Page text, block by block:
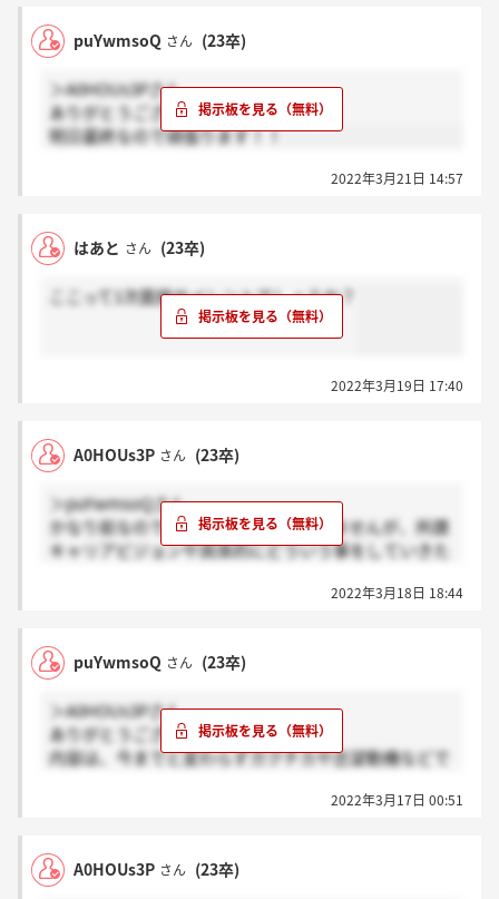
puYwmsoQ さん (23卒)
＞A0HOUs3Pさん
ありがとうございます！
明日最終なので頑張ります！！
2022年3月21日 14:57
はあと さん (23卒)
ここって1次面接サイレントでしょうか？
2022年3月19日 17:40
A0HOUs3P さん (23卒)
＞puYwmsoQさん
かなり前なのではっきりと覚えてはいませんが、所謂
キャリアビジョンや具体的にどういう事をしていきた
2022年3月18日 18:44
puYwmsoQ さん (23卒)
＞A0HOUs3Pさん
ありがとうございます！
内容は、今までと変わらずガクチカや志望動機などで
2022年3月17日 00:51
A0HOUs3P さん (23卒)